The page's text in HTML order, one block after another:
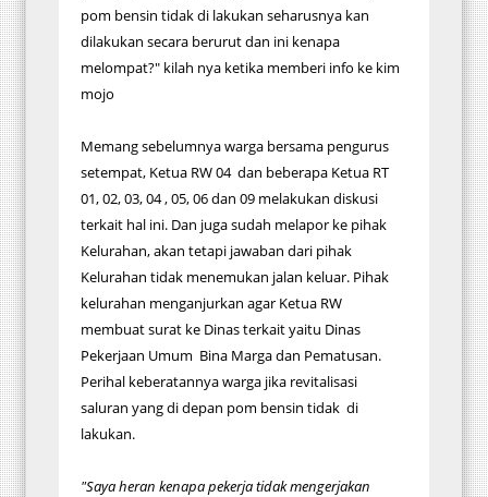
pom bensin tidak di lakukan seharusnya kan
dilakukan secara berurut dan ini kenapa
melompat?" kilah nya ketika memberi info ke kim
mojo
Memang sebelumnya warga bersama pengurus
setempat, Ketua RW 04 dan beberapa Ketua RT
01, 02, 03, 04 , 05, 06 dan 09 melakukan diskusi
terkait hal ini. Dan juga sudah melapor ke pihak
Kelurahan, akan tetapi jawaban dari pihak
Kelurahan tidak menemukan jalan keluar. Pihak
kelurahan menganjurkan agar Ketua RW
membuat surat ke Dinas terkait yaitu Dinas
Pekerjaan Umum Bina Marga dan Pematusan.
Perihal keberatannya warga jika revitalisasi
saluran yang di depan pom bensin tidak di
lakukan.
"Saya heran kenapa pekerja tidak mengerjakan